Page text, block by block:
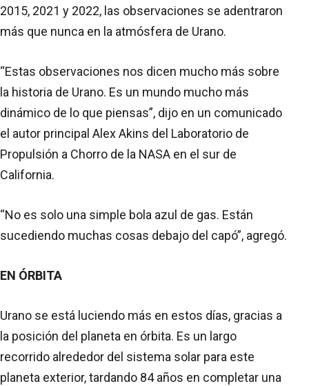
2015, 2021 y 2022, las observaciones se adentraron
más que nunca en la atmósfera de Urano.
“Estas observaciones nos dicen mucho más sobre
la historia de Urano. Es un mundo mucho más
dinámico de lo que piensas”, dijo en un comunicado
el autor principal Alex Akins del Laboratorio de
Propulsión a Chorro de la NASA en el sur de
California.
“No es solo una simple bola azul de gas. Están
sucediendo muchas cosas debajo del capó”, agregó.
EN ÓRBITA
Urano se está luciendo más en estos días, gracias a
la posición del planeta en órbita. Es un largo
recorrido alrededor del sistema solar para este
planeta exterior, tardando 84 años en completar una